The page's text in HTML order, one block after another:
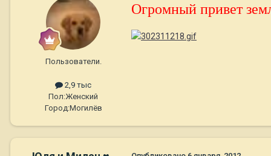
Пользователи.
2,9 тыс
Пол:Женский
Город:Могилёв
Огромный привет